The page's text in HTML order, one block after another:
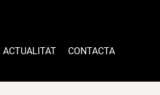
ACTUALITAT CONTACTA